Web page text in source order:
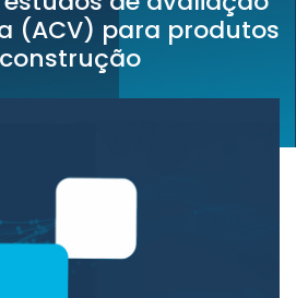
(ACV) para produtos